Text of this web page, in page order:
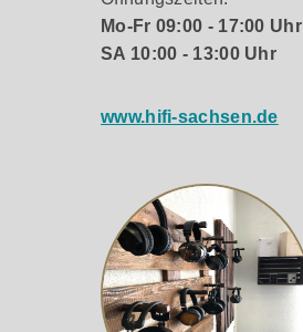
Finish
Mo-Fr 09:00 - 17:00 Uhr
SA 10:00 - 13:00 Uhr
www.hifi-sachsen.de